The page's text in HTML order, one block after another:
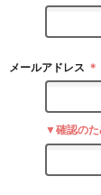
メールアドレス ＊
▼確認のた